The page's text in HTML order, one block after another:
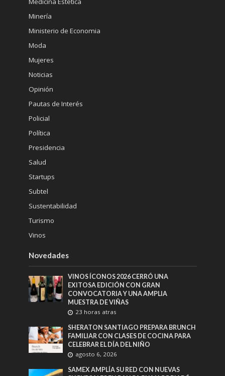
Minería
Ministerio de Economia
Moda
Mujeres
Noticias
Opinión
Pautas de Interés
Policial
Política
Presidencia
Salud
Startups
Subtel
Sustentabilidad
Turismo
Vinos
Novedades
VINOS ÍCONOS 2026 CERRÓ UNA
EXITOSA EDICIÓN CON GRAN
CONVOCATORIA Y UNA AMPLIA
MUESTRA DE VIÑAS
23 horas atras
SHERATON SANTIAGO PREPARA BRUNCH
FAMILIAR CON CLASES DE COCINA PARA
CELEBRAR EL DÍA DEL NIÑO
agosto 6, 2026
SAMEX AMPLÍA SU RED CON NUEVAS